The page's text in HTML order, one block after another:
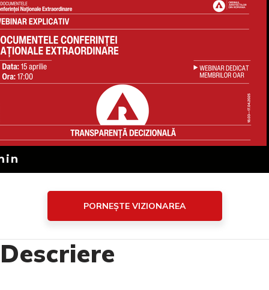
PORNEȘTE VIZIONAREA
Descriere